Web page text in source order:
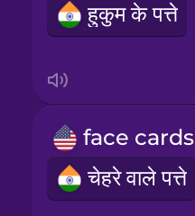
हुकुम के पत्ते
face cards
चेहरे वाले पत्ते